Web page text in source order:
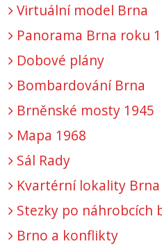
Virtuální model Brna
Panorama Brna roku
Dobové plány
Bombardování Brna
Brněnské mosty 1945
Mapa 1968
Sál Rady
Kvartérní lokality Brna
Stezky po náhrobcích
Brno a konflikty